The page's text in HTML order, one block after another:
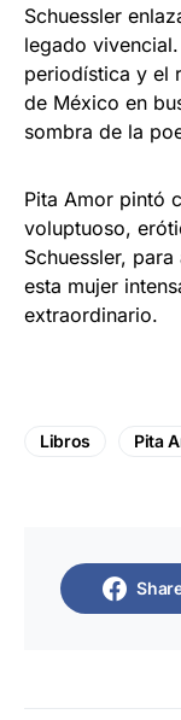
Schuessler
legado
periodística y el
de México en
sombra de la
Pita Amor pintó
voluptuoso,
Schuessler,
esta mujer
extraordinario.
Libros Pita